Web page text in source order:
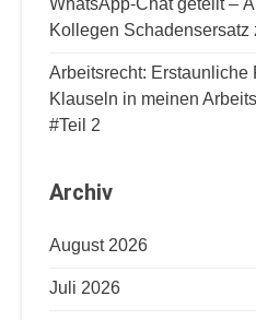
WhatsApp-Chat geteilt –
Kollegen Schadensersatz
Arbeitsrecht: Erstaunliche
Klauseln in meinen
#Teil 2
Archiv
August 2026
Juli 2026